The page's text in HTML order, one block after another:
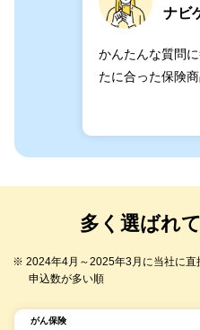
ナビ
かんたんな質問
たに合った保険
多く選ばれ
※ 2024年4月～2025年3月に当社に直
申込数が多い順
がん保険